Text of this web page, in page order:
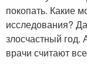
покопать. Какие
исследования?
злосчастный год.
врачи считают